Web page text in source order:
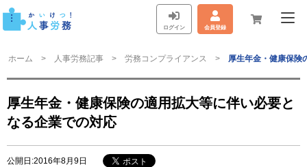
ログイン 会員登録
ホーム 人事労務記事 労務コンプライアンス 厚生年金・健康保険
厚生年金・健康保険の適用拡大等に伴い必要と
なる企業での対応
公開日:2016年8月9日